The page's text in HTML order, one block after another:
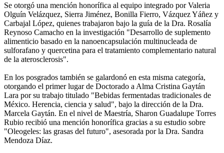
Se otorgó una mención honorífica al equipo integrado por Valeria
Olguín Velázquez, Sierra Jiménez, Bonilla Fierro, Vázquez Yáñez y
Carbajal López, quienes trabajaron bajo la guía de la Dra. Rosalía
Reynoso Camacho en la investigación "Desarrollo de suplemento
alimenticio basado en la nanoencapsulación multinucleada de
sulforafano y quercetina para el tratamiento complementario natural
de la aterosclerosis".
En los posgrados también se galardonó en esta misma categoría,
otorgando el primer lugar de Doctorado a Alma Cristina Gaytán
Lara por su trabajo titulado "Bebidas fermentadas tradicionales de
México. Herencia, ciencia y salud", bajo la dirección de la Dra.
Marcela Gaytán. En el nivel de Maestría, Sharon Guadalupe Torres
Rubio recibió una mención honorífica gracias a su estudio sobre
"Oleogeles: las grasas del futuro", asesorada por la Dra. Sandra
Mendoza Díaz.